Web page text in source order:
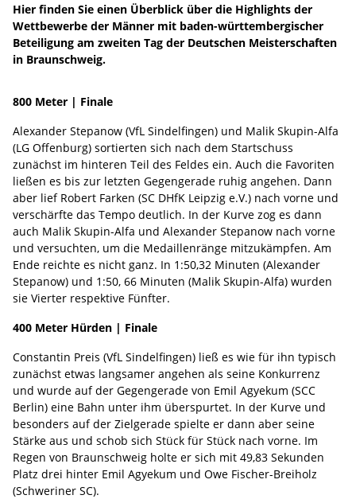
Hier finden Sie einen Überblick über die Highlights der
Wettbewerbe der Männer mit baden-württembergischer
Beteiligung am zweiten Tag der Deutschen Meisterschaften
in Braunschweig.
800 Meter | Finale
Alexander Stepanow (VfL Sindelfingen) und Malik Skupin-Alfa
(LG Offenburg) sortierten sich nach dem Startschuss
zunächst im hinteren Teil des Feldes ein. Auch die Favoriten
ließen es bis zur letzten Gegengerade ruhig angehen. Dann
aber lief Robert Farken (SC DHfK Leipzig e.V.) nach vorne und
verschärfte das Tempo deutlich. In der Kurve zog es dann
auch Malik Skupin-Alfa und Alexander Stepanow nach vorne
und versuchten, um die Medaillenränge mitzukämpfen. Am
Ende reichte es nicht ganz. In 1:50,32 Minuten (Alexander
Stepanow) und 1:50, 66 Minuten (Malik Skupin-Alfa) wurden
sie Vierter respektive Fünfter.
400 Meter Hürden | Finale
Constantin Preis (VfL Sindelfingen) ließ es wie für ihn typisch
zunächst etwas langsamer angehen als seine Konkurrenz
und wurde auf der Gegengerade von Emil Agyekum (SCC
Berlin) eine Bahn unter ihm überspurtet. In der Kurve und
besonders auf der Zielgerade spielte er dann aber seine
Stärke aus und schob sich Stück für Stück nach vorne. Im
Regen von Braunschweig holte er sich mit 49,83 Sekunden
Platz drei hinter Emil Agyekum und Owe Fischer-Breiholz
(Schweriner SC).